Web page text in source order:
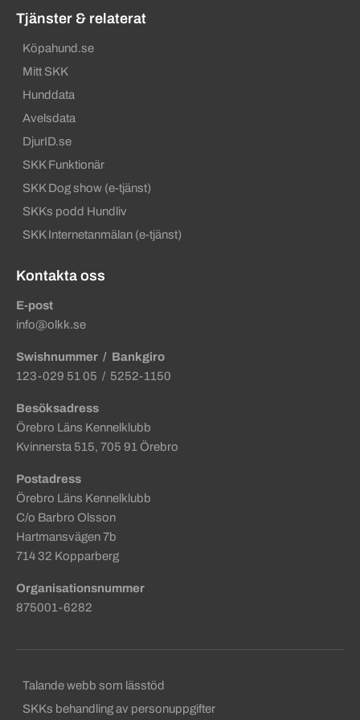
Tjänster & relaterat
Köpahund.se
Mitt SKK
Hunddata
Avelsdata
DjurID.se
SKK Funktionär
SKK Dog show (e-tjänst)
SKKs podd Hundliv
SKK Internetanmälan (e-tjänst)
Kontakta oss
E-post
info@olkk.se
Swishnummer / Bankgiro
123-029 51 05 / 5252-1150
Besöksadress
Örebro Läns Kennelklubb
Kvinnersta 515, 705 91 Örebro
Postadress
Örebro Läns Kennelklubb
C/o Barbro Olsson
Hartmansvägen 7b
714 32 Kopparberg
Organisationsnummer
875001-6282
Sekundära sidfotslänkar
Talande webb som lässtöd
SKKs behandling av personuppgifter